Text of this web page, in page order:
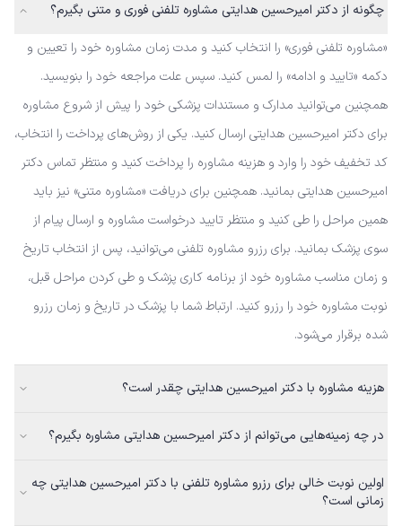
چگونه از دکتر امیرحسین هدایتی مشاوره تلفنی فوری و متنی بگیرم؟
«مشاوره تلفنی فوری» را انتخاب کنید و مدت زمان مشاوره خود را تعیین و
دکمه «تایید و ادامه» را لمس کنید. سپس علت مراجعه خود را بنویسید.
همچنین می‌توانید مدارک و مستندات پزشکی خود را پیش از شروع مشاوره
برای دکتر امیرحسین هدایتی ارسال کنید. یکی از روش‌های پرداخت را انتخاب،
کد تخفیف خود را وارد و هزینه مشاوره را پرداخت کنید و منتظر تماس دکتر
امیرحسین هدایتی بمانید. همچنین برای دریافت «مشاوره متنی» نیز باید
همین مراحل را طی کنید و منتظر تایید درخواست مشاوره و ارسال پیام از
سوی پزشک بمانید. برای رزرو مشاوره تلفنی می‌توانید، پس از انتخاب تاریخ
و زمان مناسب مشاوره خود از برنامه کاری پزشک و طی کردن مراحل قبل،
نوبت مشاوره خود را رزرو کنید. ارتباط شما با پزشک در تاریخ و زمان رزرو
شده برقرار می‌شود.
هزینه مشاوره با دکتر امیرحسین هدایتی چقدر است؟
در چه زمینه‌هایی می‌توانم از دکتر امیرحسین هدایتی مشاوره بگیرم؟
اولین نوبت خالی برای رزرو مشاوره تلفنی با دکتر امیرحسین هدایتی چه
زمانی است؟